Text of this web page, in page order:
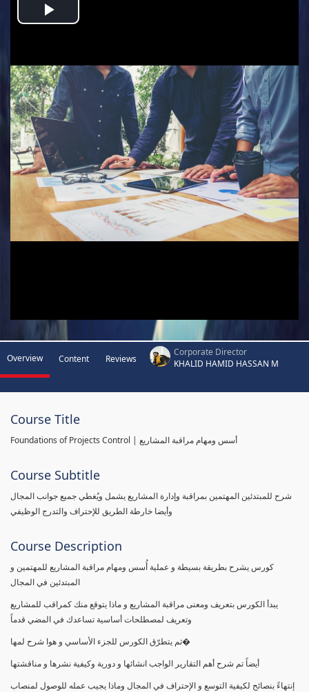
Play
Overview Content Reviews
Corporate Director
KHALID HAMID HASSAN M
Course Title
Foundations of Projects Control | أسس ومهام مراقبة المشاريع
Course Subtitle
شرح للمبتدئين المهتمين بمراقبة وإدارة المشاريع يشمل ويُغطي جميع جوانب المجال
وأيضا خارطة الطريق للإحتراف والتدرج الوظيفي
Course Description
كورس يشرح بطريقة بسيطة و عملية أُسس ومهام مراقبة المشاريع للمهتمين و
المبتدئين في المجال
يبدأ الكورس بتعريف ومعنى مراقبة المشاريع و ماذا يتوقع منك كمراقب للمشاريع
وتعريف لمصطلحات أساسية تساعدك في المضي قدماً
ثم يتطرّق الكورس للجزء الأساسي و هوا شرح لمها�
أيضاً تم شرح أهم التقارير الواجب انشائها و دورية وكيفية نشرها و مناقشتها
إنتهاءً بنصائح لكيفية التوسع و الإحتراف في المجال وماذا يجيب عمله للوصول لمنصاب